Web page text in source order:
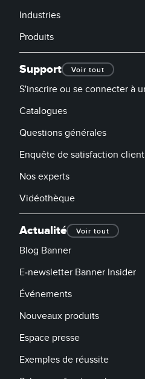
Industries
Produits
Support Voir tout
S'inscrire ou se connecter à
Catalogues
Questions générales
Enquête de satisfaction client
Nos experts
Vidéothèque
Actualité Voir tout
Blog Banner
E-newsletter Banner Insider
Événements
Nouveaux produits
Espace presse
Exemples de réussite